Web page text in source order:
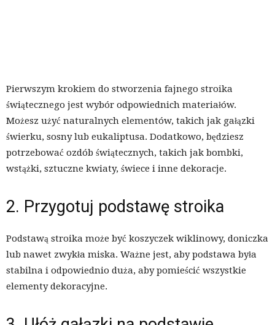
Pierwszym krokiem do stworzenia fajnego stroika
świątecznego jest wybór odpowiednich materiałów.
Możesz użyć naturalnych elementów, takich jak gałązki
świerku, sosny lub eukaliptusa. Dodatkowo, będziesz
potrzebować ozdób świątecznych, takich jak bombki,
wstążki, sztuczne kwiaty, świece i inne dekoracje.
2. Przygotuj podstawę stroika
Podstawą stroika może być koszyczek wiklinowy, doniczka
lub nawet zwykła miska. Ważne jest, aby podstawa była
stabilna i odpowiednio duża, aby pomieścić wszystkie
elementy dekoracyjne.